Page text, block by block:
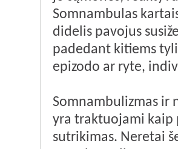
Somnambulas
didelis pavojus
padedant kitiems
epizodo ar ryte,
Somnambulizmas ir
yra traktuojami kaip
sutrikimas. Neretai